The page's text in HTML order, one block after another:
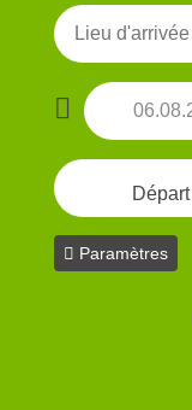
Départ
Paramètres